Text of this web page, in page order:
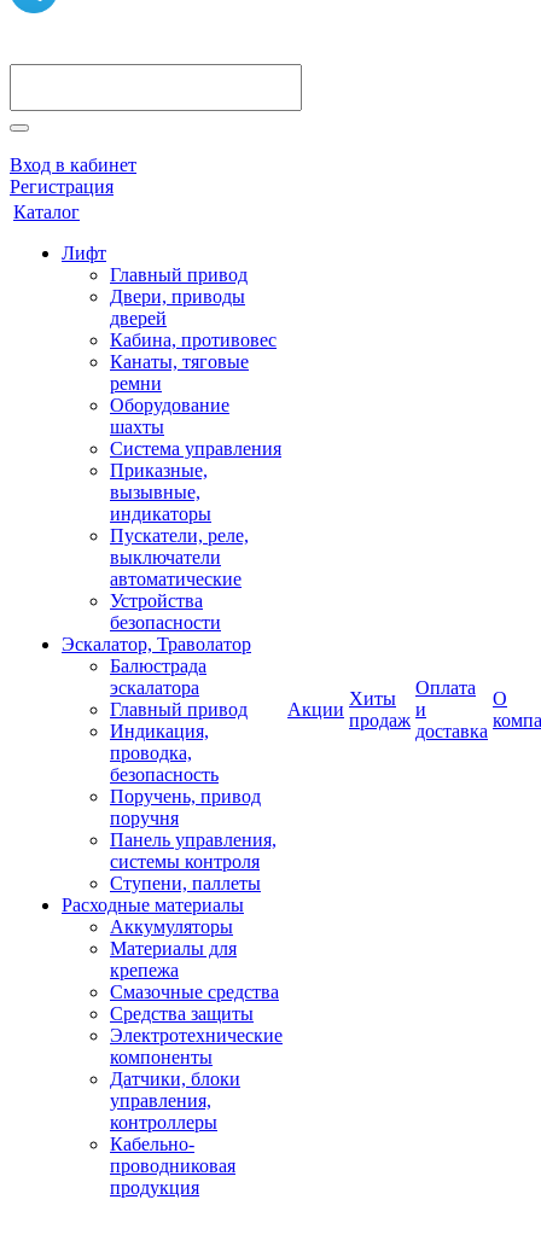
Вход в кабинет
Регистрация
Каталог
Лифт
Главный привод
Двери, приводы
дверей
Кабина, противовес
Канаты, тяговые
ремни
Оборудование
шахты
Система управления
Приказные,
вызывные,
индикаторы
Пускатели, реле,
выключатели
автоматические
Устройства
безопасности
Эскалатор, Траволатор
Балюстрада
эскалатора
Главный привод
Индикация,
проводка,
безопасность
Поручень, привод
поручня
Панель управления,
системы контроля
Ступени, паллеты
Расходные материалы
Аккумуляторы
Материалы для
крепежа
Смазочные средства
Средства защиты
Электротехнические
компоненты
Датчики, блоки
управления,
контроллеры
Кабельно-
проводниковая
продукция
Акции
Хиты
продаж
Оплата
и
доставка
О